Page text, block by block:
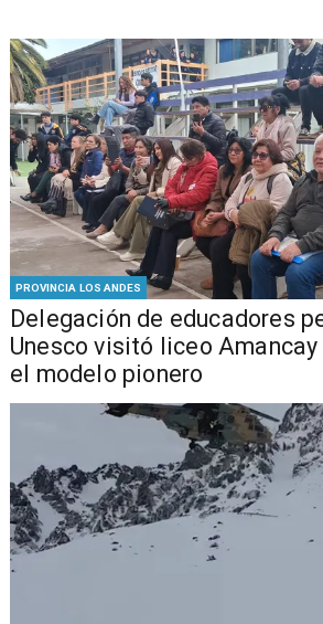
PROVINCIA LOS ANDES
Delegación de educadores
Unesco visitó liceo
el modelo pionero